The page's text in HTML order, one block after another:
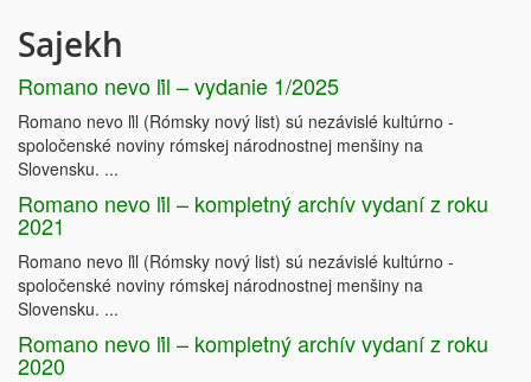
Sajekh
Romano nevo ľil – vydanie 1/2025
Romano nevo ľil (Rómsky nový list) sú nezávislé kultúrno -
spoločenské noviny rómskej národnostnej menšiny na
Slovensku. ...
Romano nevo ľil – kompletný archív vydaní z roku
2021
Romano nevo ľil (Rómsky nový list) sú nezávislé kultúrno -
spoločenské noviny rómskej národnostnej menšiny na
Slovensku. ...
Romano nevo ľil – kompletný archív vydaní z roku
2020